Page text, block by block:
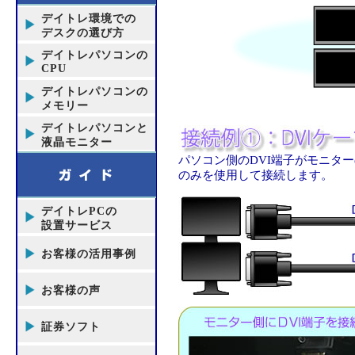
デイトレ環境での
デスクの選び方
デイトレパソコンの
CPU
デイトレパソコンの
メモリー
デイトレパソコンと
液晶モニター
デイトレPCの
設置サービス
お客様の活用事例
お客様の声
証券ソフト
パソコン側のDVI端子がモニタ
のみを使用して接続します。